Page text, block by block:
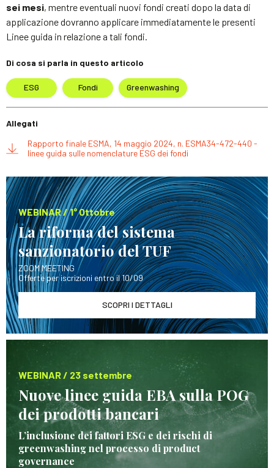
sei mesi, mentre eventuali nuovi fondi creati dopo la data di
applicazione dovranno applicare immediatamente le presenti
Linee guida in relazione a tali fondi.
Di cosa si parla in questo articolo
ESG Fondi Greenwashing
Allegati
Rapporto finale ESMA, 14 maggio 2024, n. ESMA34-472-440 -
linee guida sulle nomenclature ESG dei fondi
WEBINAR / 1° Ottobre
La riforma del sistema
sanzionatorio del TUF
ZOOM MEETING
Offerte per iscrizioni entro il 10/09
SCOPRI I DETTAGLI
WEBINAR / 23 settembre
Nuove linee guida EBA sulla POG
dei prodotti bancari
L’inclusione dei fattori ESG e dei rischi di
greenwashing nel processo di product
governance